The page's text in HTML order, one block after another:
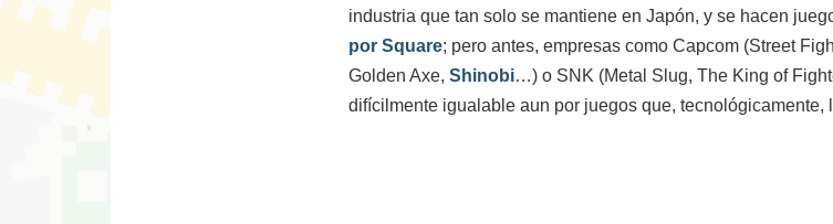
industria que tan solo se mantiene en Japón, y se hacen
por Square; pero antes, empresas como Capcom (Street
Golden Axe, Shinobi…) o SNK (Metal Slug, The King of
difícilmente igualable aun por juegos que, tecnológicamente,